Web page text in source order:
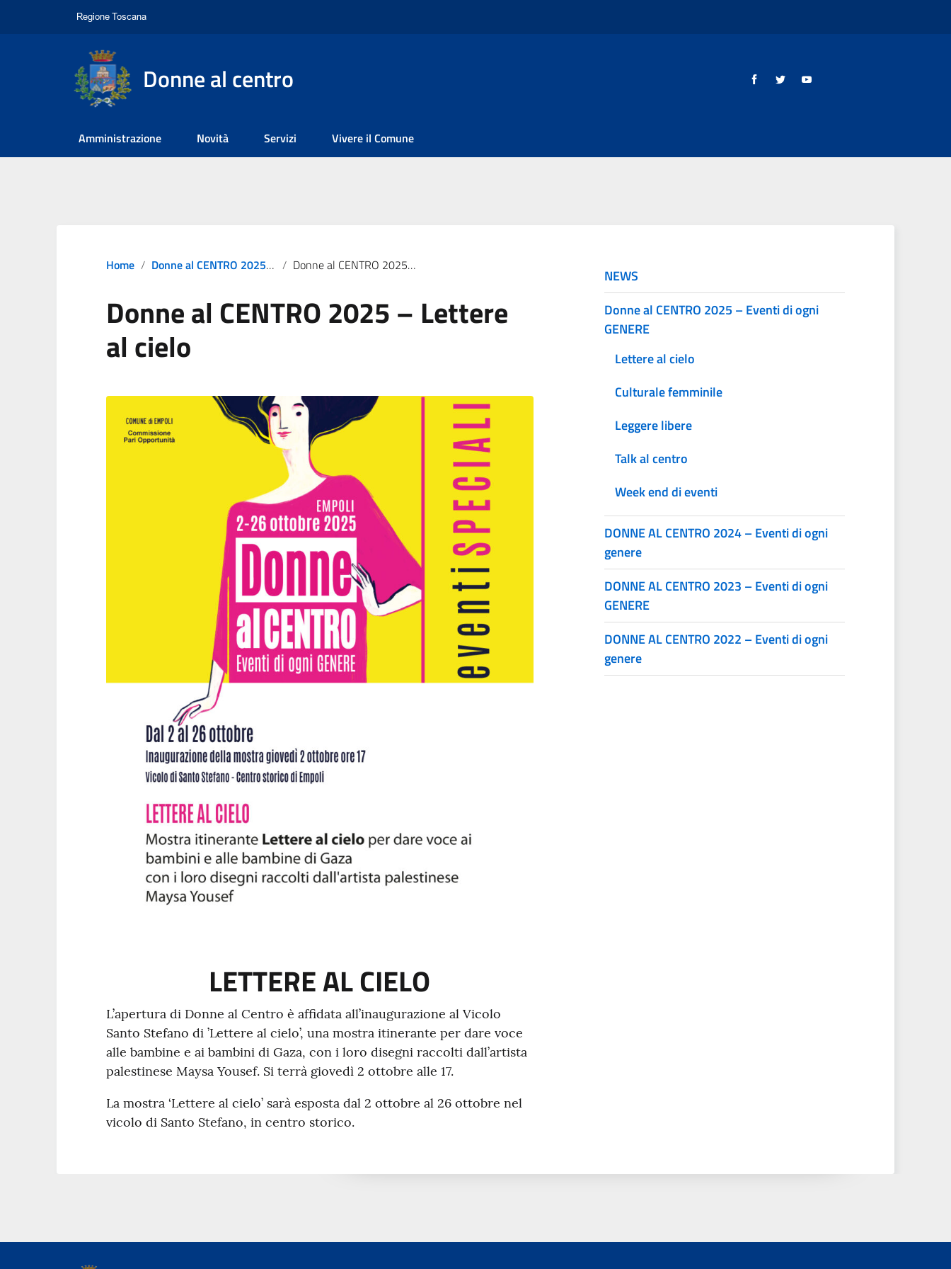
Donne al centro
Amministrazione Novità Servizi Vivere il Comune
Home Donne al CENTRO 2025 – Eventi di ogni GENERE Donne al CENTRO 2025 – Lettere al cielo
Donne al CENTRO 2025 – Lettere
al cielo
LETTERE AL CIELO
L’apertura di Donne al Centro è affidata all’inaugurazione al Vicolo
Santo Stefano di ’Lettere al cielo’, una mostra itinerante per dare voce
alle bambine e ai bambini di Gaza, con i loro disegni raccolti dall’artista
palestinese Maysa Yousef. Si terrà giovedì 2 ottobre alle 17.
La mostra ‘Lettere al cielo’ sarà esposta dal 2 ottobre al 26 ottobre nel
vicolo di Santo Stefano, in centro storico.
NEWS
Donne al CENTRO 2025 – Eventi di ogni
GENERE
Lettere al cielo
Culturale femminile
Leggere libere
Talk al centro
Week end di eventi
DONNE AL CENTRO 2024 – Eventi di ogni
genere
DONNE AL CENTRO 2023 – Eventi di ogni
GENERE
DONNE AL CENTRO 2022 – Eventi di ogni
genere